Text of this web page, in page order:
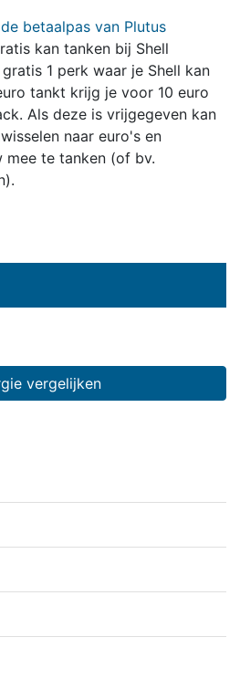
de betaalpas van Plutus
kan tanken bij Shell
1 perk waar je Shell kan
tankt krijg je voor 10 euro
Als deze is vrijgegeven kan
naar euro's en
mee te tanken (of bv.
vergelijken